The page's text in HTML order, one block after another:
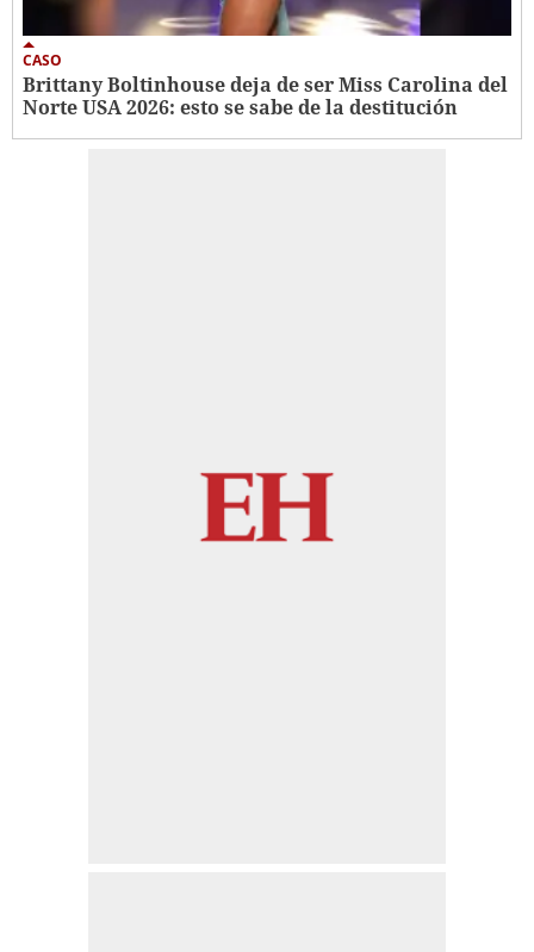
CASO
Brittany Boltinhouse deja de ser Miss Carolina del
Norte USA 2026: esto se sabe de la destitución